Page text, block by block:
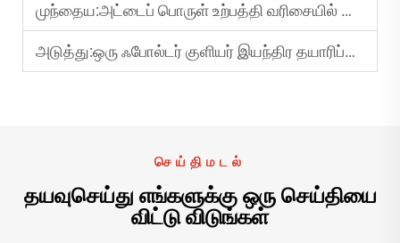
முந்தைய:அட்டைப் பொருள் உற்பத்தி வரிசையில் திறமையை எவ்வாறு அதிகரிப்பது?
அடுத்து:ஒரு ஃபோல்டர் குளியர் இயந்திர தயாரிப்பாளரின் நம்பகத்தன்மையை எவ்வாறு மதிப்பிடுவது?
செய்திமடல்
தயவுசெய்து எங்களுக்கு ஒரு செய்தியை
விட்டு விடுங்கள்